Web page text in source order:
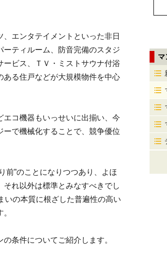
エンタテイメントといった非日
ティルーム、防音完備のスタジ
ビス、ＴＶ・ミストサウナ付浴
る住戸などが大規模物件を中心
コ機器もいっせいに出揃い、今
で機械化することで、競争優位
前”のことになりつつあり、よほ
れ以外は標準とみなすべきでし
いの本質に根ざした普遍性の高い
条件についてご紹介します。
マ